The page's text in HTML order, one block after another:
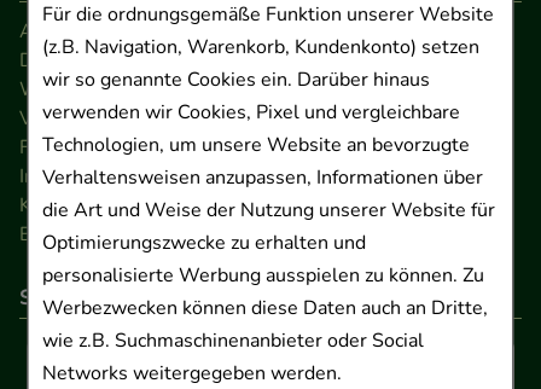
Für die ordnungsgemäße Funktion unserer Website
(z.B. Navigation, Warenkorb, Kundenkonto) setzen
wir so genannte Cookies ein. Darüber hinaus
verwenden wir Cookies, Pixel und vergleichbare
Technologien, um unsere Website an bevorzugte
Verhaltensweisen anzupassen, Informationen über
die Art und Weise der Nutzung unserer Website für
Optimierungszwecke zu erhalten und
personalisierte Werbung ausspielen zu können. Zu
Werbezwecken können diese Daten auch an Dritte,
wie z.B. Suchmaschinenanbieter oder Social
Networks weitergegeben werden.
AGB
Datenschutz
Widerrufsrecht
Versandkosten
FAQ
Impressum
Kontakt
Barrierefreiheitserklärung
So können Sie bezahlen